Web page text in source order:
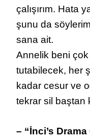
çalışırım. Hata
şunu da
sana ait.
Annelik beni
tutabilecek, her
kadar cesur ve
tekrar sil baştan
– “İnci’s